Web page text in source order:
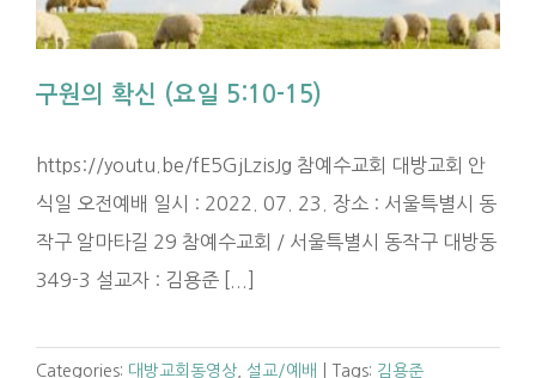
구원의 확신 (요일 5:10-15)
https://youtu.be/fE5GjLzisJg 참예수교회 대방교회 안
식일 오전예배 일시 : 2022. 07. 23. 장소 : 서울특별시 동
작구 알마타길 29 참예수교회 / 서울특별시 동작구 대방동
349-3 설교자 : 김용준 [...]
Categories: 대방교회동영상 설교/예배 Tags: 김용준